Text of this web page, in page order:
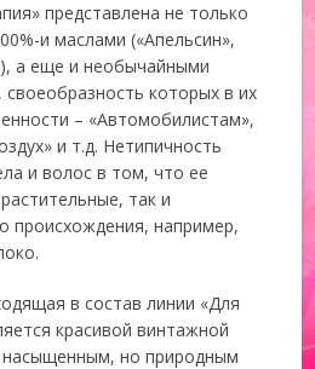
представлена не только
и маслами («Апельсин»,
а еще и необычайными
которых в их
– «Автомобилистам»,
и т.д. Нетипичность
и волос в том, что ее
так и
происхождения, например,
в состав линии «Для
красивой винтажной
насыщенным, но природным